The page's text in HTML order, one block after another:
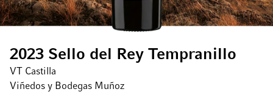
2023 Sello del Rey Tempranillo
VT Castilla
Viñedos y Bodegas Muñoz